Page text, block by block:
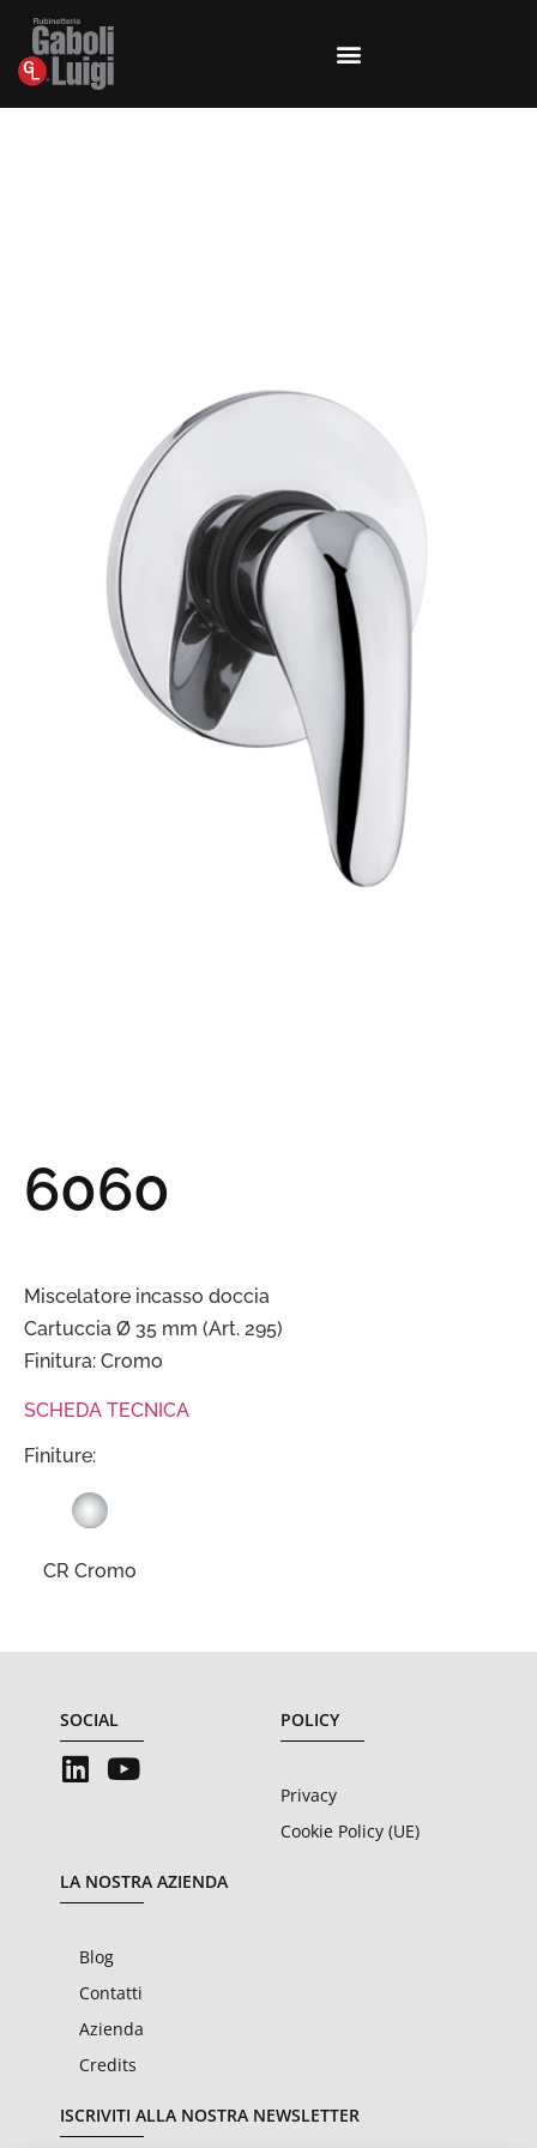
6060
Miscelatore incasso doccia
Cartuccia Ø 35 mm (Art. 295)
Finitura: Cromo
SCHEDA TECNICA
Finiture:
CR Cromo
SOCIAL POLICY
Privacy
Cookie Policy (UE)
LA NOSTRA AZIENDA
Blog
Contatti
Azienda
Credits
ISCRIVITI ALLA NOSTRA NEWSLETTER